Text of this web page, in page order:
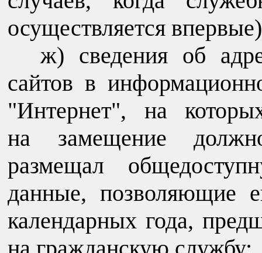
осуществляется
ж) сведения об
сайтов в
"Интернет", на
на замещение
размещал
данные, позволяющие
календарных года,